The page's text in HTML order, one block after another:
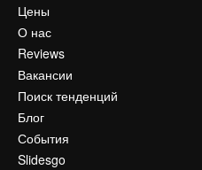
Цены
О нас
Reviews
Вакансии
Поиск тенденций
Блог
События
Slidesgo